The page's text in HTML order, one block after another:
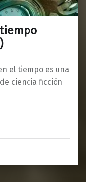
el tiempo es una
ciencia ficción